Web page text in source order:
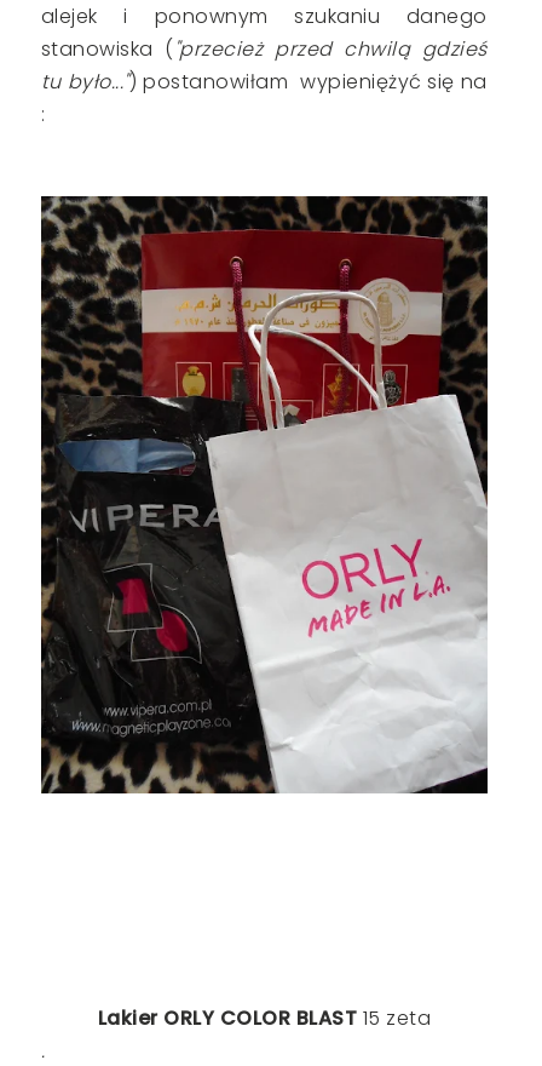
alejek i ponownym szukaniu danego
stanowiska ( "przecież przed chwilą gdzieś
tu było...") postanowiłam wypieniężyć się na
:
Lakier ORLY COLOR BLAST 15 zeta
.